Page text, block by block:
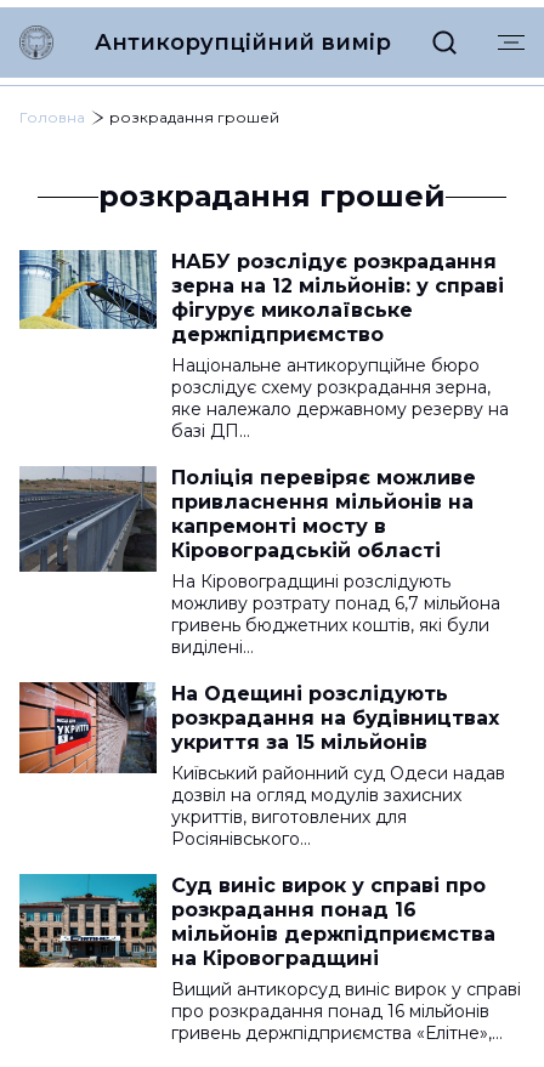
Антикорупційний вимір
Головна розкрадання грошей
розкрадання грошей
НАБУ розслідує розкрадання
зерна на 12 мільйонів: у справі
фігурує миколаївське
держпідприємство
Національне антикорупційне бюро
розслідує схему розкрадання зерна,
яке належало державному резерву на
базі ДП…
Поліція перевіряє можливе
привласнення мільйонів на
капремонті мосту в
Кіровоградській області
На Кіровоградщині розслідують
можливу розтрату понад 6,7 мільйона
гривень бюджетних коштів, які були
виділені…
На Одещині розслідують
розкрадання на будівництвах
укриття за 15 мільйонів
Київський районний суд Одеси надав
дозвіл на огляд модулів захисних
укриттів, виготовлених для
Росіянівського…
Суд виніс вирок у справі про
розкрадання понад 16
мільйонів держпідприємства
на Кіровоградщині
Вищий антикорсуд виніс вирок у справі
про розкрадання понад 16 мільйонів
гривень держпідприємства «Елітне»,…